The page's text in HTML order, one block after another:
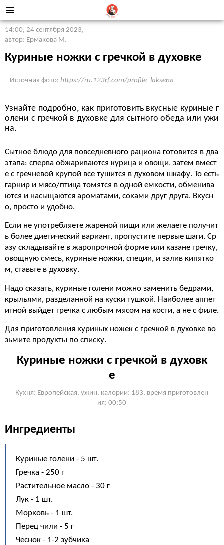
14:00, 24 сентября 2023,
автор: Ермакова М.
Куриные ножки с гречкой в духовке
Источник фото: https://ru.123rf.com/profile_laksena
Узнайте подробно, как приготовить вкусные куриные г
олени с гречкой в духовке для сытного обеда или ужи
на.
Сытное блюдо для повседневного рациона готовится в два
этапа: сперва обжариваются курица и овощи, затем вмест
е с гречневой крупой все тушится в духовом шкафу. То есть
гарнир и мясо/птица томятся в одной емкости, обменива
ются и насыщаются ароматами, соками друг друга. Вкусн
о, просто и удобно.
Если не употребляете жареной пищи или желаете получит
ь более диетический вариант, пропустите первые шаги. Ср
азу складывайте в жаропрочной форме или казане гречку,
овощную смесь, куриные ножки, специи, и залив кипятко
м, ставьте в духовку.
Надо сказать, куриные голени можно заменить бедрами,
крыльями, разделанной на куски тушкой. Наиболее аппет
итной выйдет гречка с любым мясом на кости, а не с филе.
Для приготовления куриных ножек с гречкой в духовке во
зьмите продукты по списку.
Куриные ножки с гречкой в духовк
е
Кухня: Европейская, ужин, калории: 183, время приготовлен
ия: 00:50
Ингредиенты
Куриные голени - 5 шт.
Гречка - 250 г
Растительное масло - 30 г
Лук - 1 шт.
Морковь - 1 шт.
Перец чили - 5 г
Чеснок - 1-2 зубчика